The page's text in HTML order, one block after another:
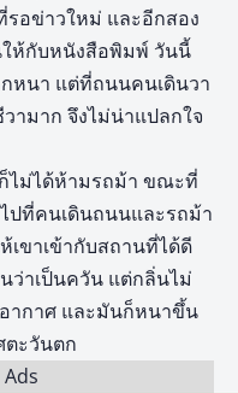
อข่าวใหม่ และอีกสอง
ห้กับหนังสือพิมพ์ วันนี้
หนา แต่ที่ถนนคนเดินวา
ามาก จึงไม่น่าแปลกใจ
ก็ไม่ได้ห้ามรถม้า ขณะที่
ไปที่คนเดินถนนและรถม้า
เขาเข้ากับสถานที่ได้ดี
าเป็นควัน แต่กลิ่นไม่
ากาศ และมันก็หนาขึ้น
ตะวันตก